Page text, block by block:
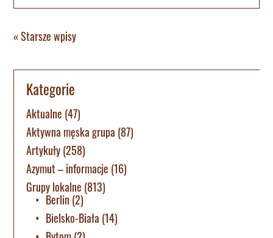
« Starsze wpisy
Kategorie
Aktualne (47)
Aktywna męska grupa (87)
Artykuły(258)
Azymut – informacje (16)
Grupy lokalne (813)
Berlin (2)
Bielsko-Biała (14)